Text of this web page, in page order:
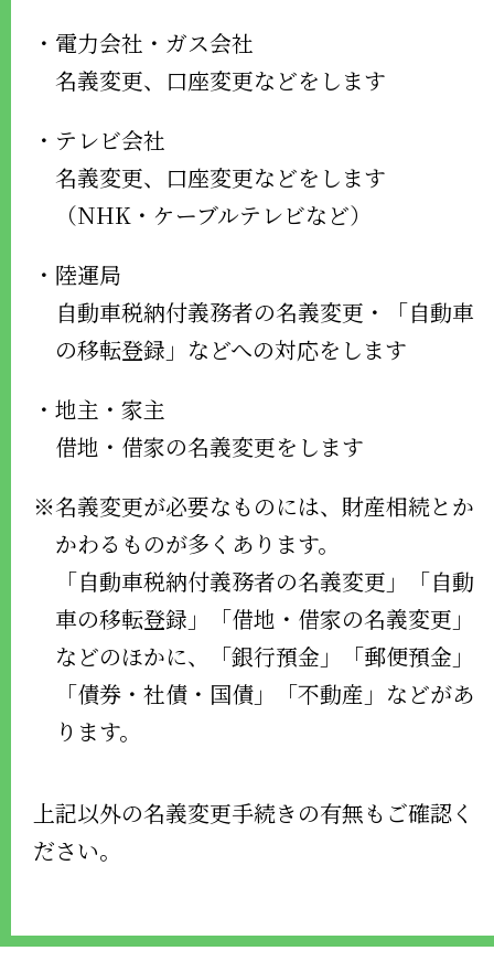
・電力会社・ガス会社
名義変更、口座変更などをします
・テレビ会社
名義変更、口座変更などをします
（NHK・ケーブルテレビなど）
・陸運局
自動車税納付義務者の名義変更・「自動車
の移転登録」などへの対応をします
・地主・家主
借地・借家の名義変更をします
※名義変更が必要なものには、財産相続とか
かわるものが多くあります。
「自動車税納付義務者の名義変更」「自動
車の移転登録」「借地・借家の名義変更」
などのほかに、「銀行預金」「郵便預金」
「債券・社債・国債」「不動産」などがあ
ります。
上記以外の名義変更手続きの有無もご確認く
ださい。